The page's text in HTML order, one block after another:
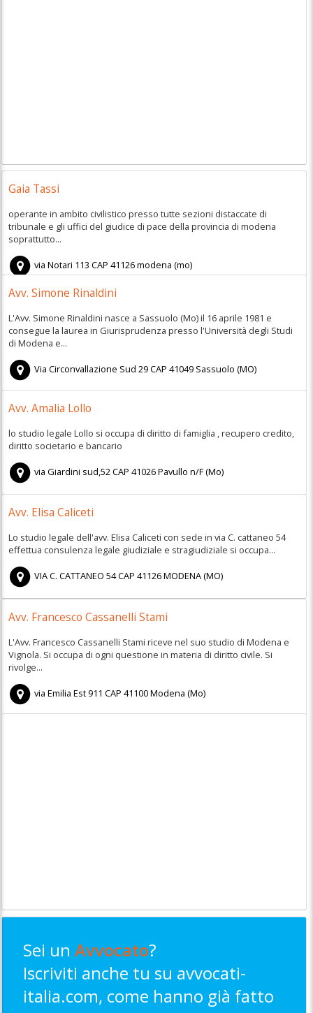
Gaia Tassi
operante in ambito civilistico presso tutte sezioni distaccate di
tribunale e gli uffici del giudice di pace della provincia di modena
soprattutto...
via Notari 113 CAP41126modena (mo)
Avv. Simone Rinaldini
L'Avv. Simone Rinaldini nasce a Sassuolo (Mo) il 16 aprile 1981 e
consegue la laurea in Giurisprudenza presso l'Università degli Studi
di Modena e...
Via Circonvallazione Sud 29CAP41049 Sassuolo (MO)
Avv. Amalia Lollo
lo studio legale Lollo si occupa di diritto di famiglia , recupero credito,
diritto societario e bancario
via Giardini sud,52CAP41026Pavullo n/F(Mo)
Avv. Elisa Caliceti
Lo studio legale dell'avv. Elisa Caliceti con sede in via C. cattaneo 54
effettua consulenza legale giudiziale e stragiudiziale si occupa...
VIA C. CATTANEO 54CAP41126MODENA(MO)
Avv. Francesco Cassanelli Stami
L'Avv. Francesco Cassanelli Stami riceve nel suo studio di Modena e
Vignola. Si occupa di ogni questione in materia di diritto civile. Si
rivolge...
via Emilia Est 911 CAP41100Modena (Mo)
Sei unAvvocato?
Iscriviti anche tu su avvocati-
italia.com, come hanno già fatto